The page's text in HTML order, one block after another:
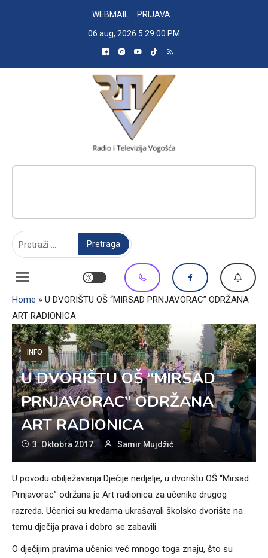
WEBMAIL
PRIJAVA
06 aug, 2026 5:29:01 PM
Home » U DVORIŠTU OŠ “MIRSAD PRNJAVORAC” ODRŽANA
ART RADIONICA
INFO
U DVORIŠTU OŠ “MIRSAD
PRNJAVORAC” ODRŽANA
ART RADIONICA
3. Oktobra 2017. Samir Mujdžić
U povodu obilježavanja Dječije nedjelje, u dvorištu OŠ “Mirsad
Prnjavorac” održana je Art radionica za učenike drugog
razreda. Učenici su kredama ukrašavali školsko dvorište na
temu dječija prava i dobro se zabavili.
O dječijim pravima učenici već mnogo toga znaju, što su